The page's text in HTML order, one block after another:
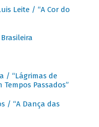
Leite / “A Cor do
/ “Lágrimas de
Passados”
/ “A Dança das